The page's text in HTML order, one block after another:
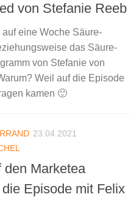
von Stefanie Reeb
eine Woche Säure-
das Säure-
von Stefanie von
Weil auf die Episode
kamen 🙂
23.04.2021
den Marketea
Episode mit Felix